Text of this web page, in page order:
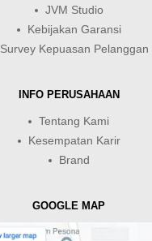
JVM Studio
Kebijakan Garansi
Survey Kepuasan Pelanggan
INFO PERUSAHAAN
Tentang Kami
Kesempatan Karir
Brand
GOOGLE MAP